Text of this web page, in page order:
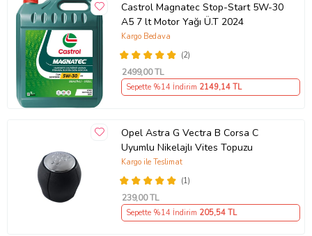
Castrol Magnatec Stop-Start 5W-30
A5 7 lt Motor Yağı Ü.T 2024
(2)
Kargo Bedava
2499,00 TL
Sepette %14 İndirim 2149,14 TL
Opel Astra G Vectra B Corsa C
Uyumlu Nikelajlı Vites Topuzu
(1)
Kargo ile Teslimat
239,00 TL
Sepette %14 İndirim 205,54 TL